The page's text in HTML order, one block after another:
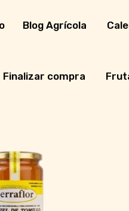
Blog Agrícola
Finalizar compra